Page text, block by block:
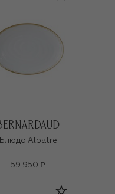
Блюдо Albatre
59 950 ₽